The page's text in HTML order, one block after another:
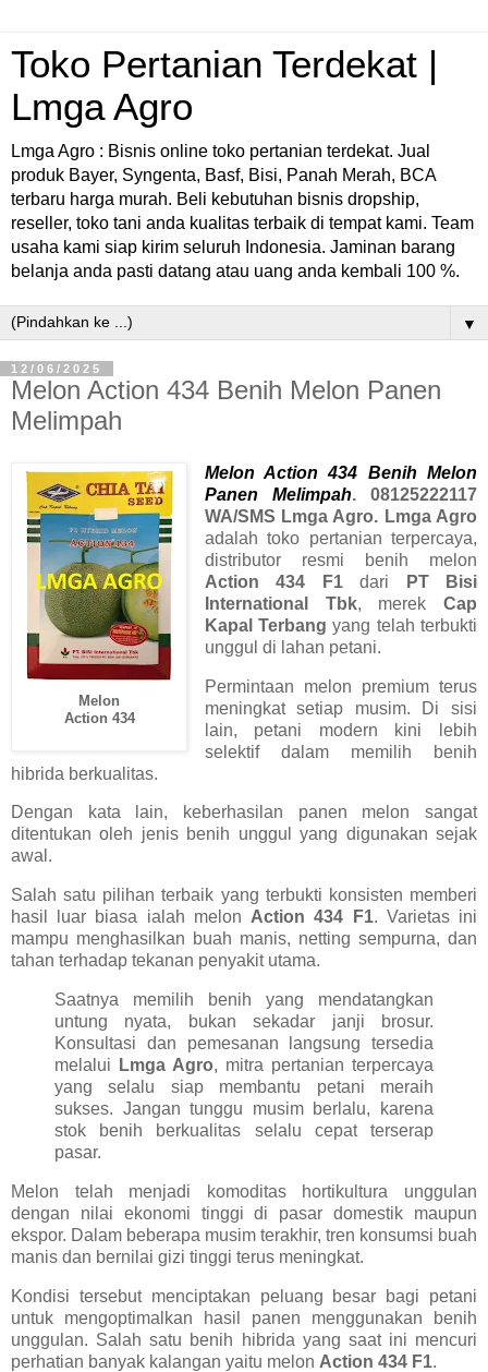
Toko Pertanian Terdekat |
Lmga Agro
Lmga Agro : Bisnis online toko pertanian terdekat. Jual
produk Bayer, Syngenta, Basf, Bisi, Panah Merah, BCA
terbaru harga murah. Beli kebutuhan bisnis dropship,
reseller, toko tani anda kualitas terbaik di tempat kami. Team
usaha kami siap kirim seluruh Indonesia. Jaminan barang
belanja anda pasti datang atau uang anda kembali 100 %.
▼
12/06/2025
Melon Action 434 Benih Melon Panen
Melimpah
Melon
Action 434
Melon Action 434 Benih Melon
Panen Melimpah. 08125222117
WA/SMS Lmga Agro. Lmga Agro
adalah toko pertanian terpercaya,
distributor resmi benih melon
Action 434 F1dari
PT Bisi
International Tbk, merekCap
Kapal Terbang yang telah terbukti
unggul di lahan petani.
Permintaan melon premium terus
meningkat setiap musim. Di sisi
lain, petani modern kini lebih
selektif dalam memilih benih
hibrida berkualitas.
Dengan kata lain, keberhasilan panen melon sangat
ditentukan oleh jenis benih unggul yang digunakan sejak
awal.
Salah satu pilihan terbaik yang terbukti konsisten memberi
hasil luar biasa ialah melon Action 434 F1. Varietas ini
mampu menghasilkan buah manis, netting sempurna, dan
tahan terhadap tekanan penyakit utama.
Saatnya memilih benih yang mendatangkan
untung nyata, bukan sekadar janji brosur.
Konsultasi dan pemesanan langsung tersedia
melalui
Lmga Agro, mitra pertanian terpercaya
yang selalu siap membantu petani meraih
sukses. Jangan tunggu musim berlalu, karena
stok benih berkualitas selalu cepat terserap
pasar.
Melon telah menjadi komoditas hortikultura unggulan
dengan nilai ekonomi tinggi di pasar domestik maupun
ekspor. Dalam beberapa musim terakhir, tren konsumsi buah
manis dan bernilai gizi tinggi terus meningkat.
Kondisi tersebut menciptakan peluang besar bagi petani
untuk mengoptimalkan hasil panen menggunakan benih
unggulan. Salah satu benih hibrida yang saat ini mencuri
perhatian banyak kalangan yaitu melon Action 434 F1.